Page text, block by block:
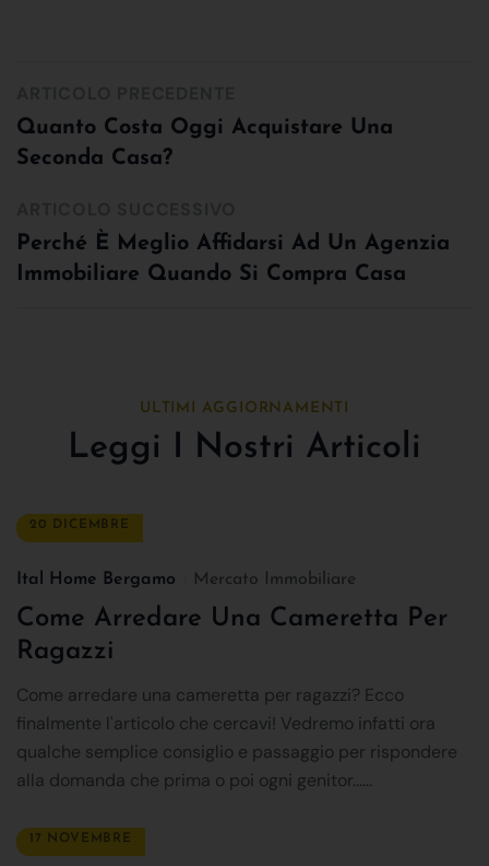
Quanto Costa Oggi Acquistare Una
Seconda Casa?
Perché È Meglio Affidarsi Ad Un Agenzia
Immobiliare Quando Si Compra Casa
ULTIMI AGGIORNAMENTI
Leggi I Nostri Articoli
20 DICEMBRE
Ital Home Bergamo Mercato Immobiliare
Come Arredare Una Cameretta Per
Ragazzi
Come arredare una cameretta per ragazzi? Ecco
finalmente l'articolo che cercavi! Vedremo infatti ora
qualche semplice consiglio e passaggio per rispondere
alla domanda che prima o poi ogni genitor......
17 NOVEMBRE